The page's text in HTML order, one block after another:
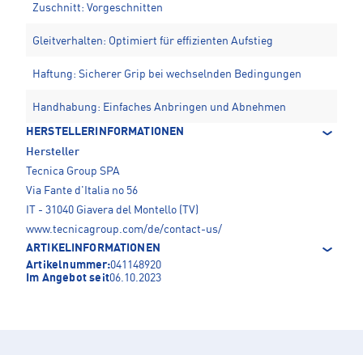
Zuschnitt: Vorgeschnitten
Gleitverhalten: Optimiert für effizienten Aufstieg
Haftung: Sicherer Grip bei wechselnden Bedingungen
Handhabung: Einfaches Anbringen und Abnehmen
HERSTELLERINFORMATIONEN
Hersteller
Tecnica Group SPA
Via Fante d'Italia no 56
IT - 31040 Giavera del Montello (TV)
www.tecnicagroup.com/de/contact-us/
ARTIKELINFORMATIONEN
Artikelnummer:041148920
Im Angebot seit06.10.2023